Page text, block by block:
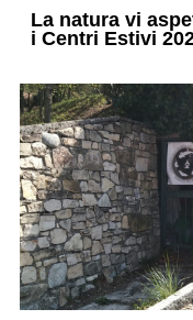
La natura vi
i Centri Estivi